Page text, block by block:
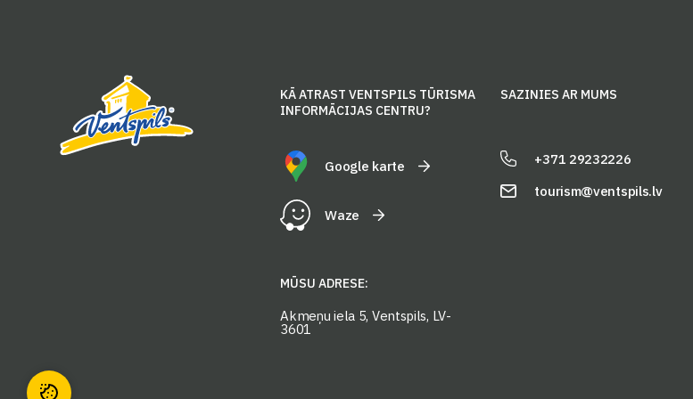
KĀ ATRAST VENTSPILS TŪRISMA
INFORMĀCIJAS CENTRU?
SAZINIES AR MUMS
Google karte
Waze
MŪSU ADRESE:
Akmeņu iela 5, Ventspils, LV-
3601
+371 29232226
tourism@ventspils.lv